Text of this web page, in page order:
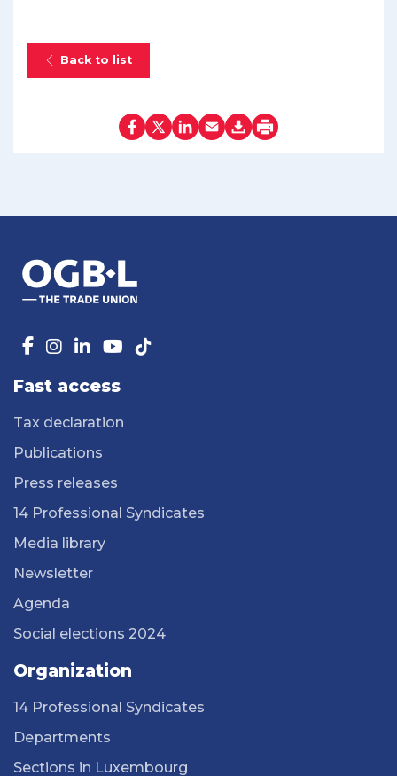
Back to list
Fast access
Tax declaration
Publications
Press releases
14 Professional Syndicates
Media library
Newsletter
Agenda
Social elections 2024
Organization
14 Professional Syndicates
Departments
Sections in Luxembourg